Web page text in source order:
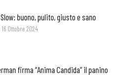
buono, pulito, giusto e sano
16 Ottobre 2024
firma “Anima Candida” il panino